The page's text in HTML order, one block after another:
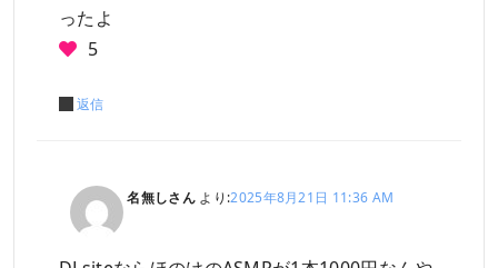
ったよ
5
返信
名無しさん より:2025年8月21日 11:36 AM